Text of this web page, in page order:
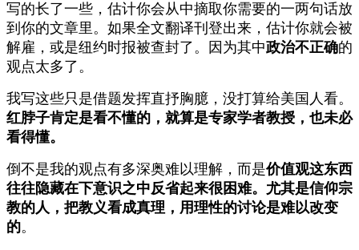
写的长了一些，估计你会从中摘取你需要的一两句话放
到你的文章里。如果全文翻译刊登出来，估计你就会被
解雇，或是纽约时报被查封了。因为其中政治不正确的
观点太多了。
我写这些只是借题发挥直抒胸臆，没打算给美国人看。
红脖子肯定是看不懂的，就算是专家学者教授，也未必
看得懂。
倒不是我的观点有多深奥难以理解，而是价值观这东西
往往隐藏在下意识之中反省起来很困难。尤其是信仰宗
教的人，把教义看成真理，用理性的讨论是难以改变
的。